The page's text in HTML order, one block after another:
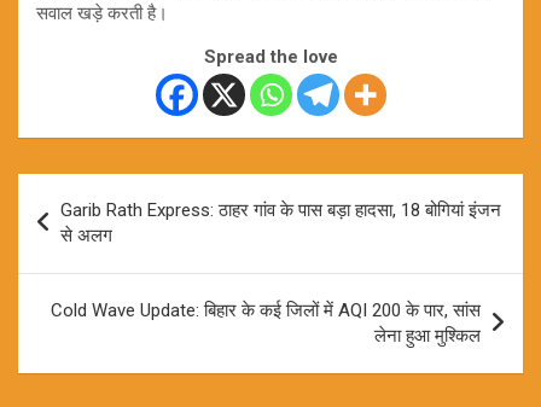
सवाल खड़े करती है।
Spread the love
navigation
Garib Rath Express: ठाहर गांव के पास बड़ा हादसा, 18 बोगियां इंजन
से अलग
Cold Wave Update: बिहार के कई जिलों में AQI 200 के पार, सांस
लेना हुआ मुश्किल